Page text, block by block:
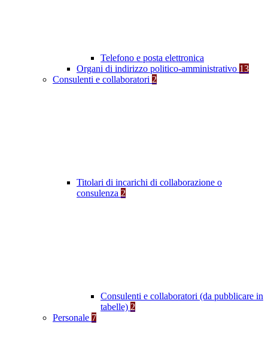
Telefono e posta elettronica
Organi di indirizzo politico-amministrativo 13
Consulenti e collaboratori 2
Titolari di incarichi di collaborazione o
consulenza 2
Consulenti e collaboratori (da pubblicare in
tabelle) 2
Personale 7